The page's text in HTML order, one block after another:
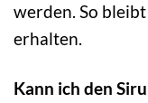
werden. So
erhalten.
Kann ich den